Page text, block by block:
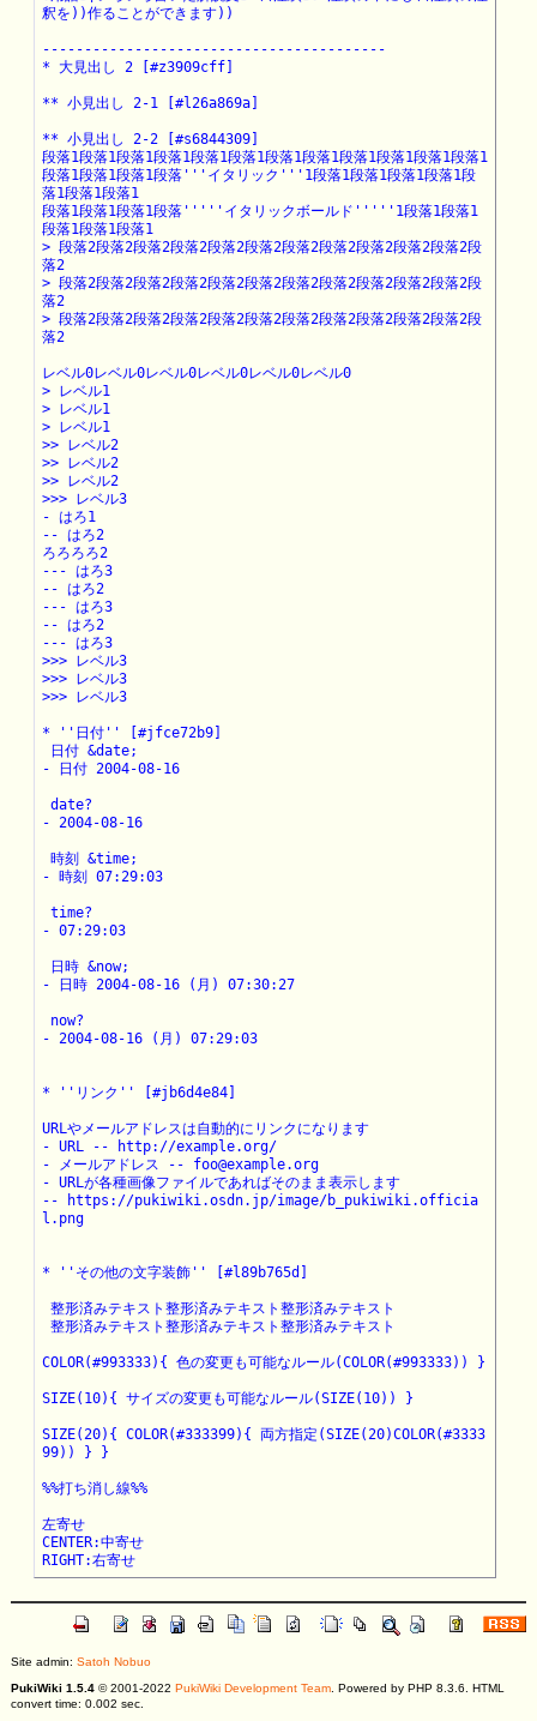
釈を))作ることができます))
-----------------------------------------
* 大見出し 2 [#z3909cff]
** 小見出し 2-1 [#l26a869a]
** 小見出し 2-2 [#s6844309]
段落1段落1段落1段落1段落1段落1段落1段落1段落1段落1段落1段落1
段落1段落1段落1段落'''イタリック'''1段落1段落1段落1段落1段
落1段落1段落1
段落1段落1段落1段落'''''イタリックボールド'''''1段落1段落1
段落1段落1段落1
> 段落2段落2段落2段落2段落2段落2段落2段落2段落2段落2段落2段
落2
> 段落2段落2段落2段落2段落2段落2段落2段落2段落2段落2段落2段
落2
> 段落2段落2段落2段落2段落2段落2段落2段落2段落2段落2段落2段
落2
レベル0レベル0レベル0レベル0レベル0レベル0
> レベル1
> レベル1
> レベル1
>> レベル2
>> レベル2
>> レベル2
>>> レベル3
- はろ1
-- はろ2
ろろろろ2
--- はろ3
-- はろ2
--- はろ3
-- はろ2
--- はろ3
>>> レベル3
>>> レベル3
>>> レベル3
* ''日付'' [#jfce72b9]
- 日付 2004-08-16
- 2004-08-16
- 時刻 07:29:03
- 07:29:03
- 日時 2004-08-16 (月) 07:30:27
- 2004-08-16 (月) 07:29:03
* ''リンク'' [#jb6d4e84]
URLやメールアドレスは自動的にリンクになります
- URL -- http://example.org/
- メールアドレス -- foo@example.org
- URLが各種画像ファイルであればそのまま表示します
-- https://pukiwiki.osdn.jp/image/b_pukiwiki.officia
l.png
* ''その他の文字装飾'' [#l89b765d]
COLOR(#993333){ 色の変更も可能なルール(COLOR(#993333)) }
SIZE(10){ サイズの変更も可能なルール(SIZE(10)) }
SIZE(20){ COLOR(#333399){ 両方指定(SIZE(20)COLOR(#3333
99)) } }
%%打ち消し線%%
左寄せ
CENTER:中寄せ
RIGHT:右寄せ
Site admin: Satoh Nobuo
PukiWiki 1.5.4© 2001-2022 PukiWiki Development Team. Powered by PHP 8.3.6. HTML
convert time: 0.002 sec.